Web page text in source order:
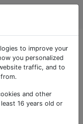
concerne tout
appareils
to improve your
you personalized
traffic, and to
and other
16 years old or